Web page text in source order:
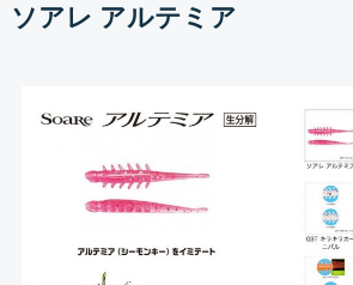
ソアレ アルテミア